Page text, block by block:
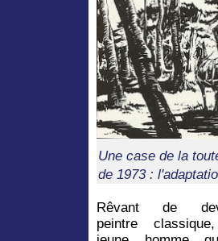
Une case de la
de 1973 :
Rêvant de
peintre